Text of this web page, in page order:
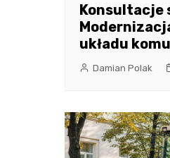
Konsultacje
układu
Damian Polak